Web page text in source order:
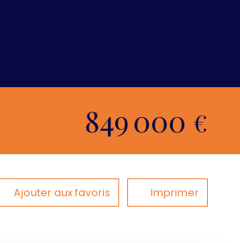
849 000 €
Ajouter aux favoris Imprimer